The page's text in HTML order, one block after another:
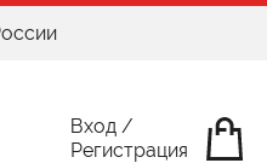
Вход /
Регистрация